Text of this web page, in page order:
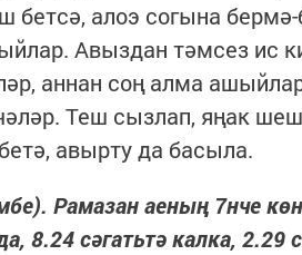
бетсә, алоэ согына
Авыздан тәмсез ис
аннан соң алма
Теш сызлап, яңак
авырту да басыла.
Рамазан аеның 7нче
8.24 сәгатьтә калка, 2.29